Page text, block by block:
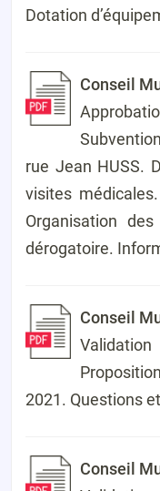
Dotation
Conseil
rue Jean HUSS.
visites
Organisation
dérogatoire.
Conseil
2021. Questions
Conseil